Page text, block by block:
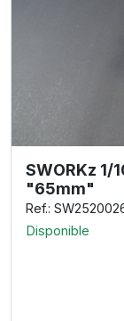
SWORKz 1/
"65mm"
Ref.:
Disponible